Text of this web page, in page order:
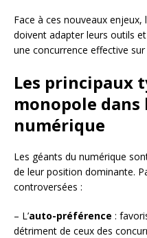
Face à ces nouveaux
doivent adapter leurs outils
une concurrence effective
Les principaux
monopole dans
numérique
Les géants du numérique
de leur position dominante.
controversées :
– L’auto-préférence :
détriment de ceux des